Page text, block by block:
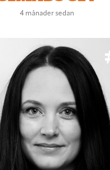
4 månader sedan